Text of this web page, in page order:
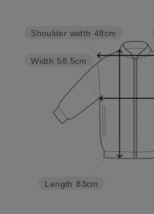
Length 83cm
Width 58.5cm
Shoulder width 48cm